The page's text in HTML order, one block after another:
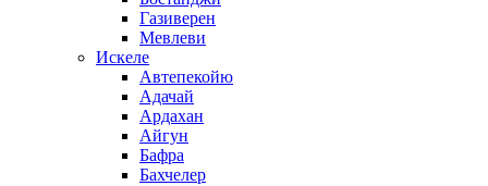
Газиверен
Мевлеви
Искеле
Автепекойю
Адачай
Ардахан
Айгун
Бафра
Бахчелер